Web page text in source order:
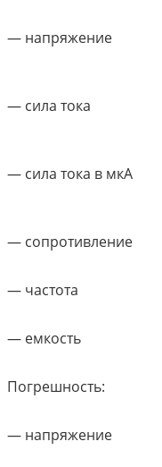
— напряжение
— сила тока
— сила тока в мкА
— сопротивление
— частота
— емкость
Погрешность:
— напряжение